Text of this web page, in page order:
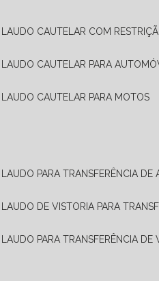
LAUDO CAUTELAR COM
LAUDO CAUTELAR PARA
LAUDO CAUTELAR PARA MOTOS
LAUDO PARA TRANSFERÊNCIA
LAUDO DE VISTORIA PARA
LAUDO PARA TRANSFERÊNCIA DE